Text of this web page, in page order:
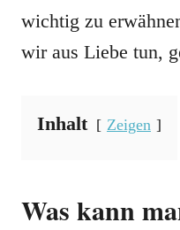
wichtig zu
wir aus Liebe tun,
Inhalt Zeigen
Was kann